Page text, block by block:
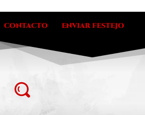
CONTACTO ENVIAR FESTEJO